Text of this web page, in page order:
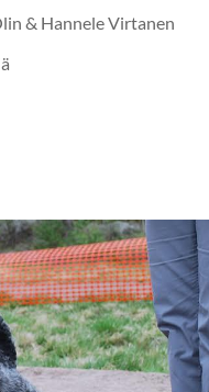
& Hannele Virtanen